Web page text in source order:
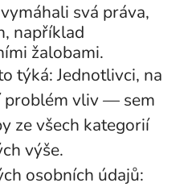
svá práva,
například
žalobami.
týká: Jednotlivci, na
problém vliv — sem
ze všech kategorií
výše.
osobních údajů: